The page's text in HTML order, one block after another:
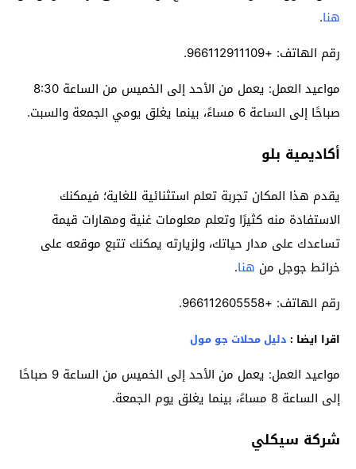
هنا.
رقم الهاتف: +966112911109.
مواعيد العمل: يعمل من الأحد إلى الخميس من الساعة 8:30
صباحًا إلى الساعة 6 مساءً، بينما يغلق يومي الجمعة والسبت.
أكاديمية بلو
يقدم هذا المكان تجربة تعلم استثنائية للغاية؛ فيمكنك
الاستفادة منه كثيرًا وتعلم معلومات غنية ومهارات قيمة
تساعدك على مدار حياتك، ولزيارته يمكنك تتبع موقعه على
خرائط جوجل من هنا.
رقم الهاتف: +966112605558.
اقرا ايضا : دليل محلات جو مول
مواعيد العمل: يعمل من الأحد إلى الخميس من الساعة 9 صباحًا
إلى الساعة 8 مساءً، بينما يغلق يوم الجمعة.
شركة سيكلي